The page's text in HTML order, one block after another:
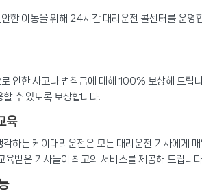
한 이동을 위해 24시간 대리운전 콜센터를 운영
인한 사고나 범칙금에 대해 100% 보상해 드립
수 있도록 보장합니다.
육
하는 케이대리운전은 모든 대리운전 기사에게
육받은 기사들이 최고의 서비스를 제공해 드립니